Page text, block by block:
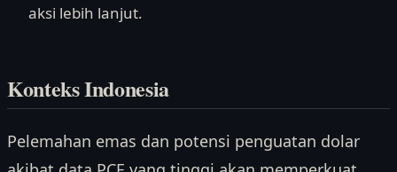
aksi lebih lanjut.
Konteks Indonesia
Pelemahan emas dan potensi penguatan dolar